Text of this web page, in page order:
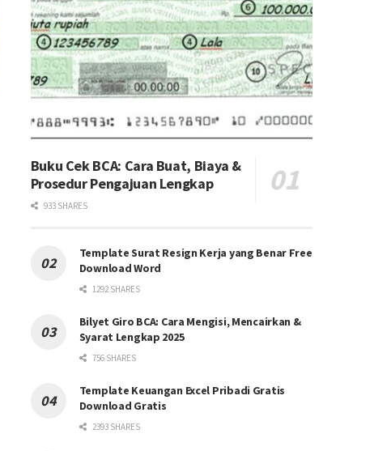
Buku Cek BCA: Cara Buat, Biaya &
Prosedur Pengajuan Lengkap
933 SHARES
Template Surat Resign Kerja yang Benar Free
Download Word
1292 SHARES
Bilyet Giro BCA: Cara Mengisi, Mencairkan &
Syarat Lengkap 2025
756 SHARES
Template Keuangan Excel Pribadi Gratis
Download Gratis
2393 SHARES